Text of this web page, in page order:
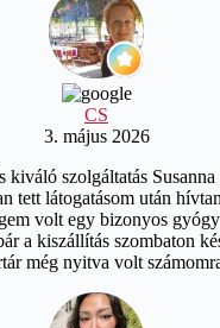
CS
3. május 2026
kiváló szolgáltatás
tett látogatásom után
volt egy bizonyos
a kiszállítás szombaton
még nyitva volt